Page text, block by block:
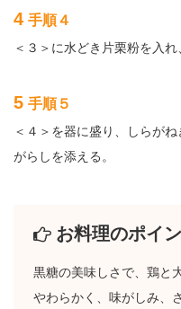
4 手順４
＜３＞に水どき片栗粉を入
5 手順５
＜４＞を器に盛り、しらが
がらしを添える。
お料理のポイ
黒糖の美味しさで、鶏と
やわらかく、味がしみ、